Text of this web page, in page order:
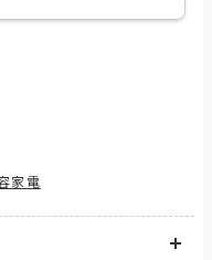
家電